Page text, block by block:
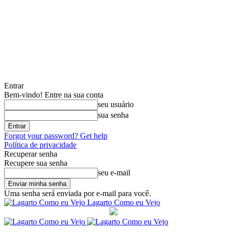
Entrar
Bem-vindo! Entre na sua conta
seu usuário
sua senha
Forgot your password? Get help
Política de privacidade
Recuperar senha
Recupere sua senha
seu e-mail
Uma senha será enviada por e-mail para você.
Lagarto Como eu Vejo